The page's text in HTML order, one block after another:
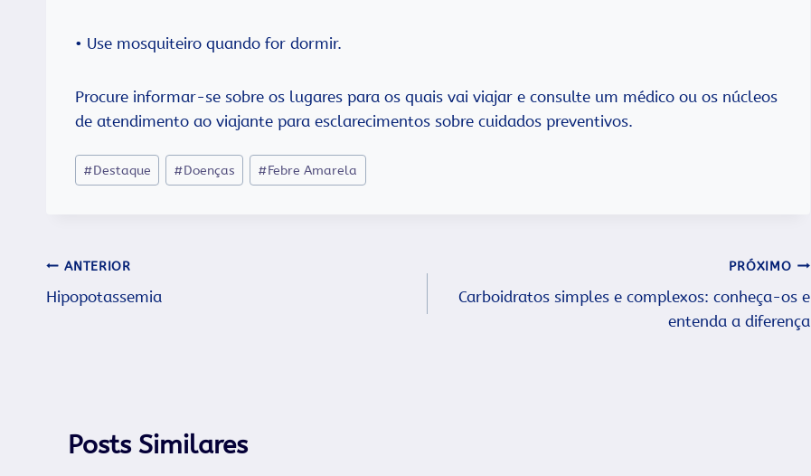
• Use mosquiteiro quando for dormir.
Procure informar-se sobre os lugares para os quais vai viajar e consulte um médico ou os núcleos
de atendimento ao viajante para esclarecimentos sobre cuidados preventivos.
Tags
do
#Destaque #Doenças #Febre Amarela
Navegação
de
ANTERIOR
Hipopotassemia
PRÓXIMO
Carboidratos simples e complexos: conheça-os e
entenda a diferença
Posts Similares